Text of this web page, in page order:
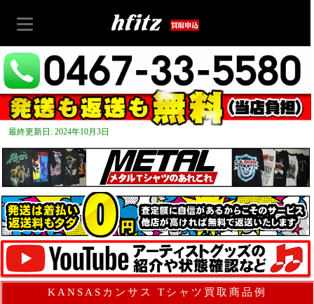
最終更新日: 2024年10月3日
KANSASカンサス Tシャツ買取商品例